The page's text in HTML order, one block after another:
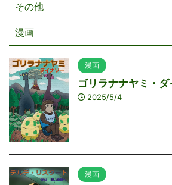
その他
漫画
漫画
ゴリラナナヤミ・
2025/5/4
漫画